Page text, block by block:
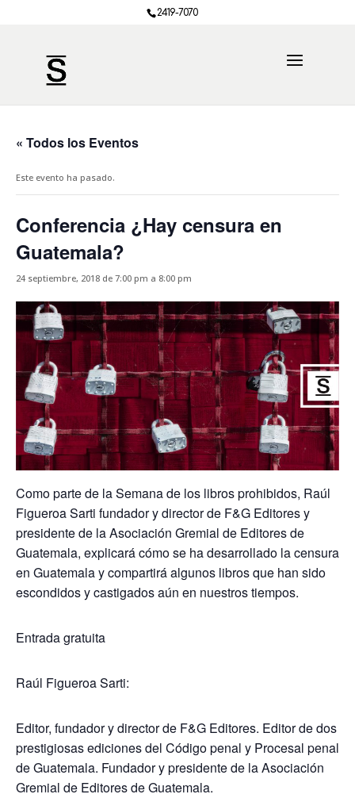
2419-7070
« Todos los Eventos
Este evento ha pasado.
Conferencia ¿Hay censura en
Guatemala?
24 septiembre, 2018 de 7:00 pm a 8:00 pm
Como parte de la Semana de los libros prohibidos, Raúl
Figueroa Sarti fundador y director de F&G Editores y
presidente de la Asociación Gremial de Editores de
Guatemala, explicará cómo se ha desarrollado la censura
en Guatemala y compartirá algunos libros que han sido
escondidos y castigados aún en nuestros tiempos.
Entrada gratuita
Raúl FigueroaSarti:
Editor, fundador y director de F&G Editores. Editor de dos
prestigiosas ediciones del Código penal y Procesal penal
de Guatemala. Fundador y presidente de la Asociación
Gremial de Editores de Guatemala.